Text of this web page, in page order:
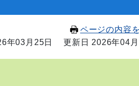
ページの内容
年03月25日
更新日 2026年04月